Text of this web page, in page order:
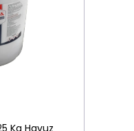
Kg Havuz